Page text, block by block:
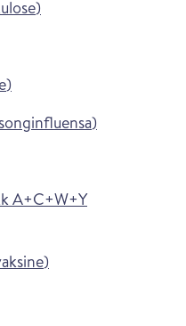
)i
)i Vaksinasjonsveilederen
)i
A+C+W+Y
)i